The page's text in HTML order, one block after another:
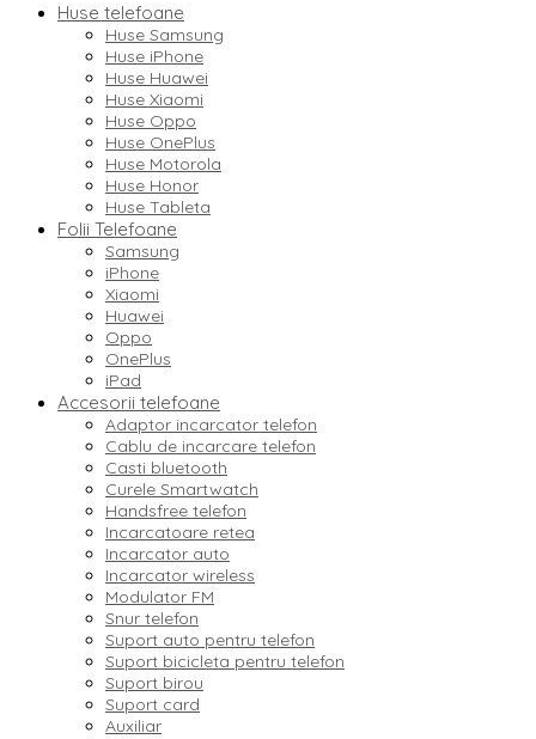
Huse telefoane
Huse Samsung
Huse iPhone
Huse Huawei
Huse Xiaomi
Huse Oppo
Huse OnePlus
Huse Motorola
Huse Honor
Huse Tableta
Folii Telefoane
Samsung
iPhone
Xiaomi
Huawei
Oppo
OnePlus
iPad
Accesorii telefoane
Adaptor incarcator telefon
Cablu de incarcare telefon
Casti bluetooth
Curele Smartwatch
Handsfree telefon
Incarcatoare retea
Incarcator auto
Incarcator wireless
Modulator FM
Snur telefon
Suport auto pentru telefon
Suport bicicleta pentru telefon
Suport birou
Suport card
Auxiliar